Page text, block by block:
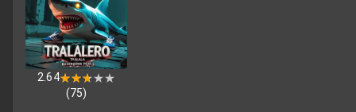
2.64★★★★★
★★★★★
(75)